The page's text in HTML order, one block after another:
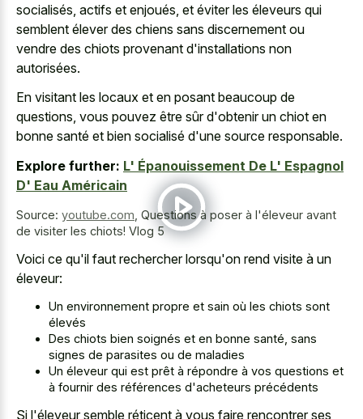
socialisés, actifs et enjoués, et éviter les éleveurs qui
semblent élever des chiens sans discernement ou
vendre des chiots provenant d'installations non
autorisées.
En visitant les locaux et en posant beaucoup de
questions, vous pouvez être sûr d'obtenir un chiot en
bonne santé et bien socialisé d'une source responsable.
Explore further: L' Épanouissement De L' Espagnol
D' Eau Américain
Source: youtube.com Questions à poser à l'éleveur avant
de visiter les chiots! Vlog 5
Voici ce qu'il faut rechercher lorsqu'on rend visite à un
éleveur:
Un environnement propre et sain où les chiots sont
élevés
Des chiots bien soignés et en bonne santé, sans
signes de parasites ou de maladies
Un éleveur qui est prêt à répondre à vos questions et
à fournir des références d'acheteurs précédents
Si l'éleveur semble réticent à vous faire rencontrer ses